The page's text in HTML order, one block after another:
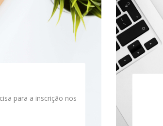
para a inscrição nos